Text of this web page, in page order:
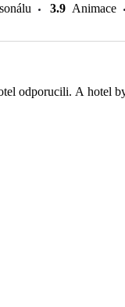
3.9 Animace
odporucili. A hotel